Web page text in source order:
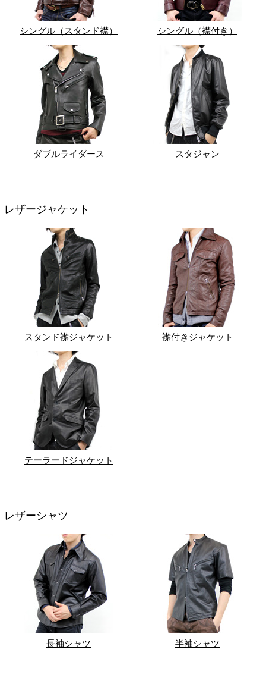
シングル（スタンド襟） シングル（襟付き）
ダブルライダース スタジャン
レザージャケット
スタンド襟ジャケット 襟付きジャケット
テーラードジャケット
レザーシャツ
長袖シャツ 半袖シャツ